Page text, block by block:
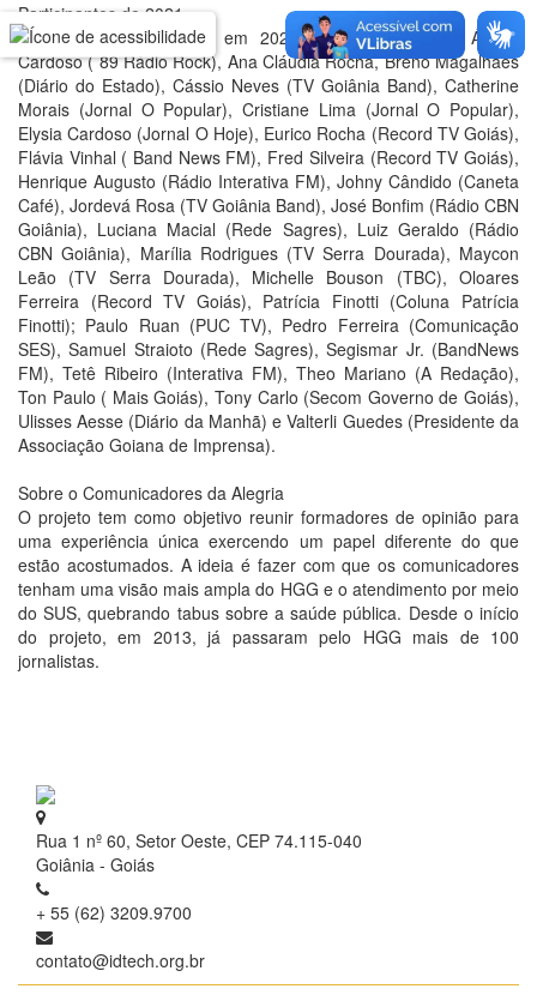
Participantes de 2021
Participaram do projeto em 2021 os comunicadores Álvaro
Cardoso ( 89 Rádio Rock), Ana Cláudia Rocha, Breno Magalhães
(Diário do Estado), Cássio Neves (TV Goiânia Band), Catherine
Morais (Jornal O Popular), Cristiane Lima (Jornal O Popular),
Elysia Cardoso (Jornal O Hoje), Eurico Rocha (Record TV Goiás),
Flávia Vinhal ( Band News FM), Fred Silveira (Record TV Goiás),
Henrique Augusto (Rádio Interativa FM), Johny Cândido (Caneta
Café), Jordevá Rosa (TV Goiânia Band), José Bonfim (Rádio CBN
Goiânia), Luciana Macial (Rede Sagres), Luiz Geraldo (Rádio
CBN Goiânia), Marília Rodrigues (TV Serra Dourada), Maycon
Leão (TV Serra Dourada), Michelle Bouson (TBC), Oloares
Ferreira (Record TV Goiás), Patrícia Finotti (Coluna Patrícia
Finotti); Paulo Ruan (PUC TV), Pedro Ferreira (Comunicação
SES), Samuel Straioto (Rede Sagres), Segismar Jr. (BandNews
FM), Tetê Ribeiro (Interativa FM), Theo Mariano (A Redação),
Ton Paulo ( Mais Goiás), Tony Carlo (Secom Governo de Goiás),
Ulisses Aesse (Diário da Manhã) e Valterli Guedes (Presidente da
Associação Goiana de Imprensa).
Sobre o Comunicadores da Alegria
O projeto tem como objetivo reunir formadores de opinião para
uma experiência única exercendo um papel diferente do que
estão acostumados. A ideia é fazer com que os comunicadores
tenham uma visão mais ampla do HGG e o atendimento por meio
do SUS, quebrando tabus sobre a saúde pública. Desde o início
do projeto, em 2013, já passaram pelo HGG mais de 100
jornalistas.
Rua 1 nº 60, Setor Oeste, CEP 74.115-040
Goiânia - Goiás
+ 55 (62) 3209.9700
contato@idtech.org.br